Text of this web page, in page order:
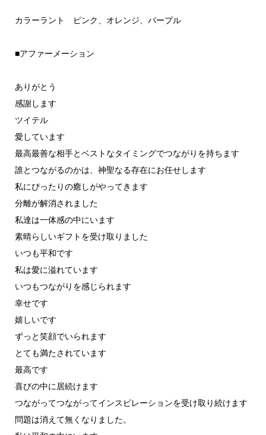
カラーラント ピンク、オレンジ、パープル
■アファーメーション
ありがとう
感謝します
ツイテル
愛しています
最高最善な相手とベストなタイミングでつながりを持ちます
誰とつながるのかは、神聖なる存在にお任せします
私にぴったりの癒しがやってきます
分離が解消されました
私達は一体感の中にいます
素晴らしいギフトを受け取りました
いつも平和です
私は愛に溢れています
いつもつながりを感じられます
幸せです
嬉しいです
ずっと笑顔でいられます
とても満たされています
最高です
喜びの中に居続けます
つながってつながってインスピレーションを受け取り続けます
問題は消えて無くなりました。